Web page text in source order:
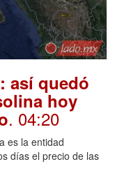
así quedó
hoy
. 04:20
es la entidad
días el precio de las